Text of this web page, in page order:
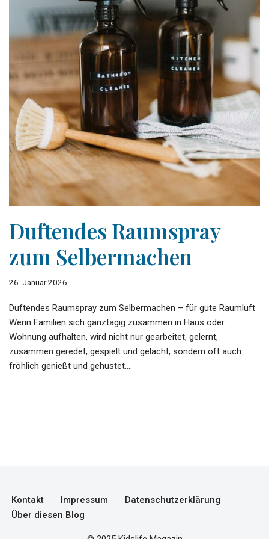
Duftendes Raumspray
zum Selbermachen
26. Januar 2026
Duftendes Raumspray zum Selbermachen – für gute Raumluft
Wenn Familien sich ganztägig zusammen in Haus oder
Wohnung aufhalten, wird nicht nur gearbeitet, gelernt,
zusammen geredet, gespielt und gelacht, sondern oft auch
fröhlich genießt und gehustet.…
Kontakt Impressum
Datenschutzerklärung
Über diesen Blog